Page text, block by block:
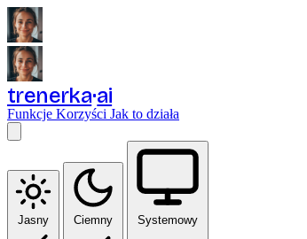
trenerka ai
Funkcje Korzyści Jak to działa
Jasny Ciemny Systemowy